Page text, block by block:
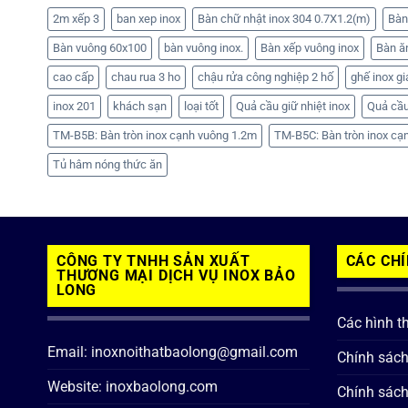
2m xếp 3 ban xep inox Bàn chữ nhật inox 304 0.7X1.2(m)
Bàn vuông 60x100 bàn vuông inox. Bàn xếp vuông inox Bàn
cao cấp chau rua 3 ho chậu rửa công nghiệp 2 hố ghế inox
inox 201 khách sạn loại tốt Quả cầu giữ nhiệt inox Quả
TM-B5B: Bàn tròn inox cạnh vuông 1.2m TM-B5C: Bàn tròn inox
Tủ hâm nóng thức ăn
CÔNG TY TNHH SẢN XUẤT
THƯƠNG MẠI DỊCH VỤ INOX BẢO
LONG
Email: inoxnoithatbaolong@gmail.com
Website: inoxbaolong.com
CÁC
Các hình
Chính
Chính